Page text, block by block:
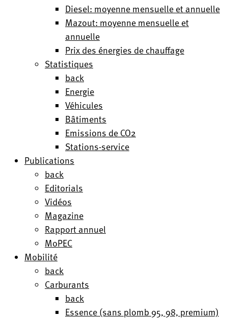
Diesel: moyenne mensuelle et annuelle
Mazout: moyenne mensuelle et
annuelle
Prix des énergies de chauffage
Statistiques
back
Energie
Véhicules
Bâtiments
Emissions de CO2
Stations-service
Publications
back
Editorials
Vidéos
Magazine
Rapport annuel
MoPEC
Mobilité
back
Carburants
back
Essence (sans plomb 95, 98, premium)